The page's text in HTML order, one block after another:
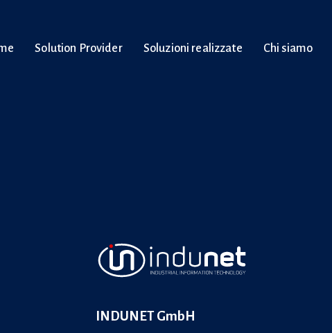
Solution Provider Soluzioni realizzate Chi siamo
INDUNET GmbH